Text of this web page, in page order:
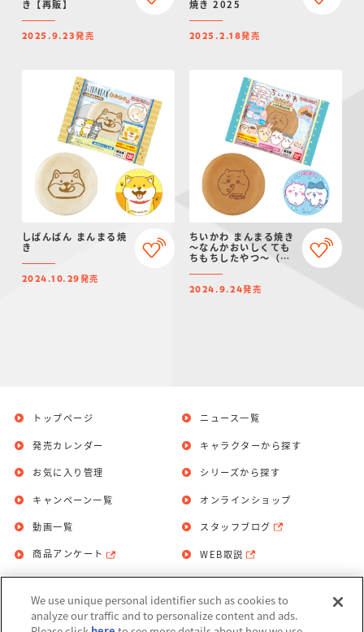
き【再販】
2025.9.23発売
焼き 2025
2025.2.18発売
しばんばん まんまる焼
き
2024.10.29発売
ちいかわ まんまる焼き
～なんかおいしくても
ちもちしたやつ～（チ
2024.9.24発売
トップページ
発売カレンダー
お気に入り管理
ニュース一覧
キャラクターから探す
シリーズから探す
キャンペーン一覧
動画一覧
商品アンケート
オンラインショップ
スタッフブログ
WEB取説
お問い合わせ 個人情報保護方針
We use unique personal identifier such as cookies to
analyze our traffic and to personalize content and ads.